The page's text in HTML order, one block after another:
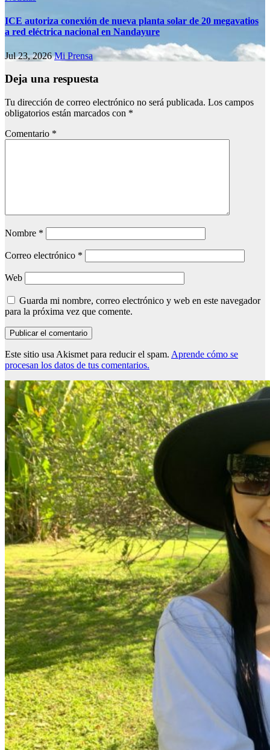
ICE autoriza conexión de nueva planta solar de 20 megavatios
a red eléctrica nacional en Nandayure
Jul 23, 2026Mi Prensa
Deja una respuesta
Tu dirección de correo electrónico no será publicada. Los campos
obligatorios están marcados con *
Comentario *
Nombre *
Correo electrónico *
Web
Guarda mi nombre, correo electrónico y web en este navegador
para la próxima vez que comente.
Este sitio usa Akismet para reducir el spam. Aprende cómo se
procesan los datos de tus comentarios.